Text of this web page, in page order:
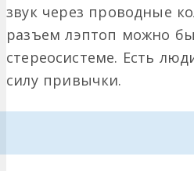
звук через проводные
разъем лэптоп можно
стереосистеме. Есть
силу привычки.